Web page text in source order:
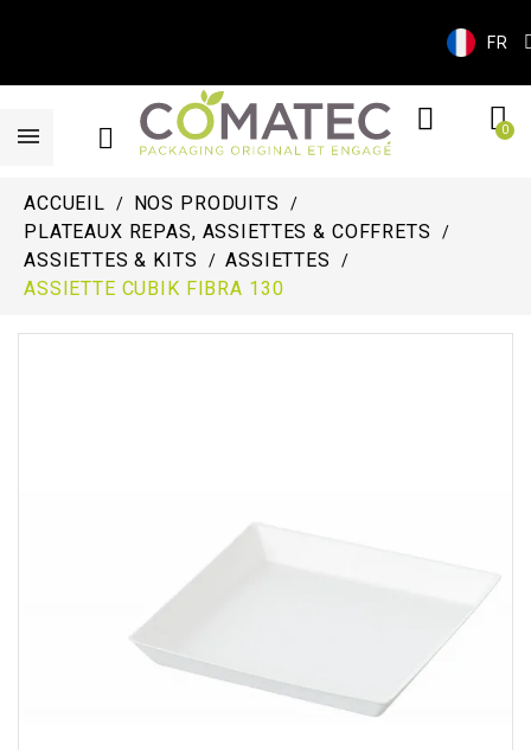
FR
ACCUEIL
NOS PRODUITS
PLATEAUX REPAS, ASSIETTES & COFFRETS
ASSIETTES & KITS
ASSIETTES
ASSIETTE CUBIK FIBRA 130